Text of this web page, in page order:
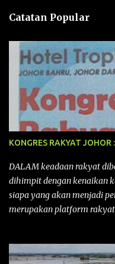
n
Catatan Popular
KONGRES RAKYAT
DALAM keadaan rakyat
dihimpit dengan kenaikan
siapa yang akan menjadi
merupakan platform
pertama yang telah